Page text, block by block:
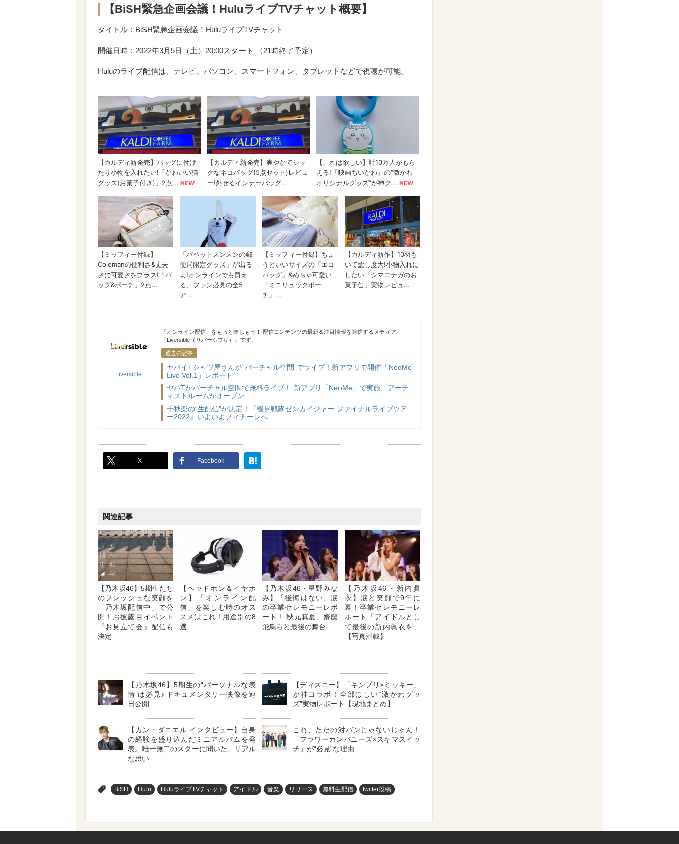
【BiSH緊急企画会議！HuluライブTVチャット概要】
タイトル：BiSH緊急企画会議！HuluライブTVチャット
開催日時：2022年3月5日（土）20:00スタート （21時終了予定）
Huluのライブ配信は、テレビ、パソコン、スマートフォン、タブレットなどで視聴が可能。
Liversible
Liversible
「オンライン配信」をもっと楽しもう！ 配信コンテンツの最新＆注目情報を発信するメディア
『Liversible（リバーシブル）』です。
過去の記事
ヤバイTシャツ屋さんが“バーチャル空間”でライブ！新アプリで開催「NeoMe
Live Vol.1」レポート
ヤバTがバーチャル空間で無料ライブ！ 新アプリ「NeoMe」で実施、アーテ
ィストルームがオープン
千秋楽の“生配信”が決定！『機界戦隊ゼンカイジャー ファイナルライブツア
ー2022』いよいよフィナーレへ
X Facebook
関連記事
【乃木坂46】5期生たち
のフレッシュな笑顔を
「乃木坂配信中」で公
開！お披露目イベント
『お見立て会』配信も
決定
【ヘッドホン＆イヤホ
ン】「オンライン配
信」を楽しむ時のオス
スメはこれ！用途別の8
選
【乃木坂46・星野みな
み】「後悔はない」涙
の卒業セレモニーレポ
ート！ 秋元真夏、齋藤
飛鳥らと最後の舞台
【乃木坂46・新内眞
衣】涙と笑顔で9年に
幕！卒業セレモニーレ
ポート「アイドルとし
て最後の新内眞衣を」
【写真満載】
【乃木坂46】5期生の“パーソナルな表
情”は必見♪ ドキュメンタリー映像を連
日公開
【ディズニー】「キンプリ×ミッキー」
が神コラボ！全部ほしい“激かわグッ
ズ”実物レポート【現地まとめ】
【カン・ダニエル インタビュー】自身
の経験を盛り込んだミニアルバムを発
表。唯一無二のスターに聞いた、リアル
な思い
これ、ただの対バンじゃないじゃん！
「フラワーカンパニーズ×スキマスイッ
チ」が“必見”な理由
BiSH Hulu HuluライブTVチャット アイドル 音楽 リリース 無料生配信 twitter投稿